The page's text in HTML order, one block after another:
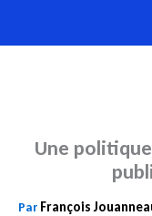
au
Une
Par François